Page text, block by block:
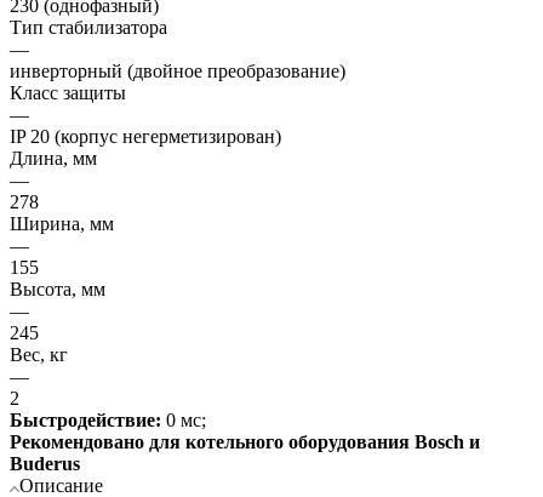
230 (однофазный)
Тип стабилизатора
—
инверторный (двойное преобразование)
Класс защиты
—
IP 20 (корпус негерметизирован)
Длина, мм
—
278
Ширина, мм
—
155
Высота, мм
—
245
Вес, кг
—
2
Быстродействие: 0 мс;
Рекомендовано для котельного оборудования Bosch и
Buderus
Описание